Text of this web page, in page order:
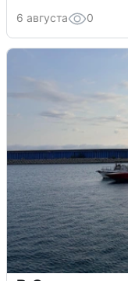
6 августа 0